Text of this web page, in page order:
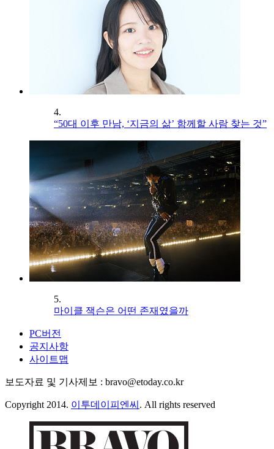
4.
“50대 이후 만남, ‘지금의 삶’ 함께할 사람 찾는 것”
5.
마이클 잭슨은 어떤 존재였을까
PC버전
공지사항
사이트맵
보도자료 및 기사제보 : bravo@etoday.co.kr
Copyright 2014. 이투데이피엔씨 . All rights reserved